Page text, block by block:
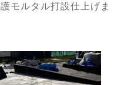
モルタル打設仕上げま